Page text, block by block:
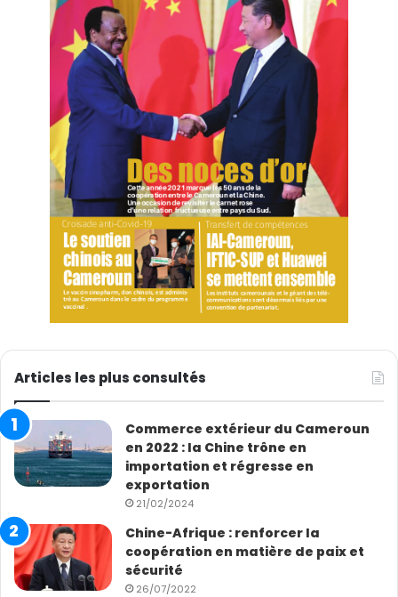
Articles les plus consultés
Commerce extérieur du Cameroun
en 2022 : la Chine trône en
importation et régresse en
exportation
21/02/2024
Chine-Afrique : renforcer la
coopération en matière de paix et
sécurité
26/07/2022